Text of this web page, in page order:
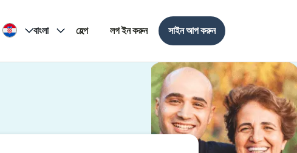
বাংলা হেল্প লগ ইন করুন সাইন আপ করুন